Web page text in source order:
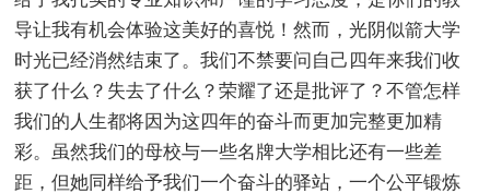
导让我有机会体验这美好的喜悦！然而，光阴似箭大学
时光已经消然结束了。我们不禁要问自己四年来我们收
获了什么？失去了什么？荣耀了还是批评了？不管怎样
我们的人生都将因为这四年的奋斗而更加完整更加精
彩。虽然我们的母校与一些名牌大学相比还有一些差
距，但她同样给予我们一个奋斗的驿站，一个公平锻炼